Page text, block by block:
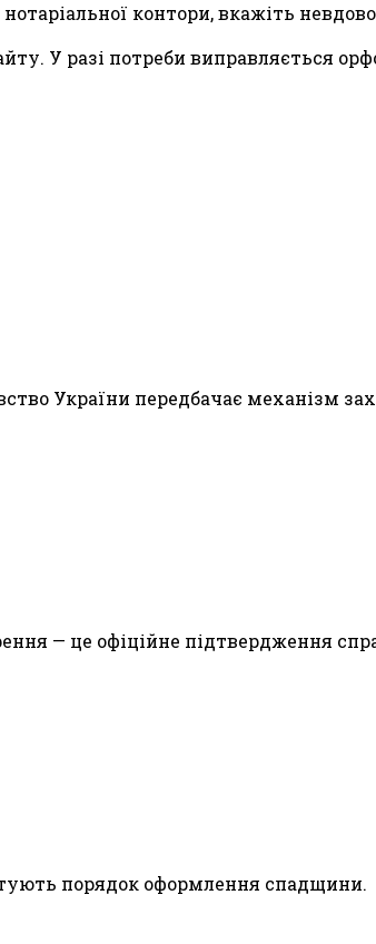
контори, вкажіть
У разі потреби виправляється
України передбачає механізм
— це офіційне підтвердження
порядок оформлення спадщини.